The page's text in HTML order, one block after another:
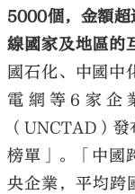
5000個，金額超
線國家及地區的
國石化、中國中
電網等6家企
（UNCTAD）
榜單」。「中國
央企業，平均跨